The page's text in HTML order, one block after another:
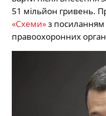
51 мільйон гривень.
«Схеми»з
правоохоронних